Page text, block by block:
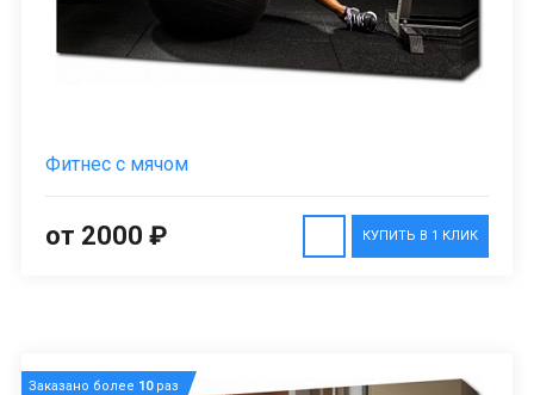
Фитнес с мячом
КУПИТЬ В 1 КЛИК
от 2000 ₽
Заказано более 10раз